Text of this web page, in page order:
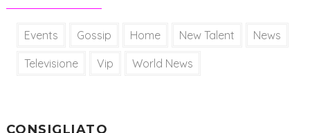
Events Gossip Home New Talent News
Televisione Vip World News
CONSIGLIATO